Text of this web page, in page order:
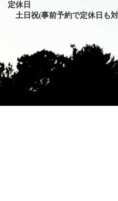
定休日
土日祝(事前予約で定休日も